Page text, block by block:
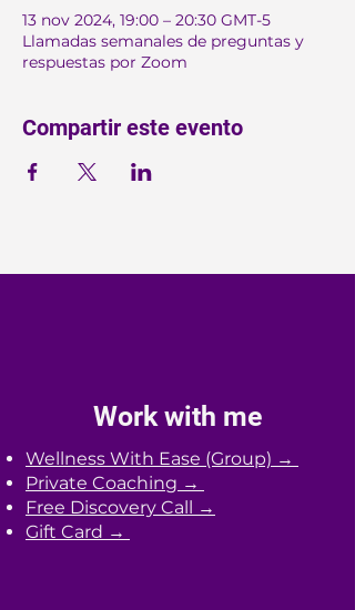
13 nov 2024, 19:00 – 20:30 GMT-5
Llamadas semanales de preguntas y
respuestas por Zoom
Compartir este evento
Work with me
Wellness With Ease (Group) →
Private Coaching →
Free Discovery Call →
Gift Card →